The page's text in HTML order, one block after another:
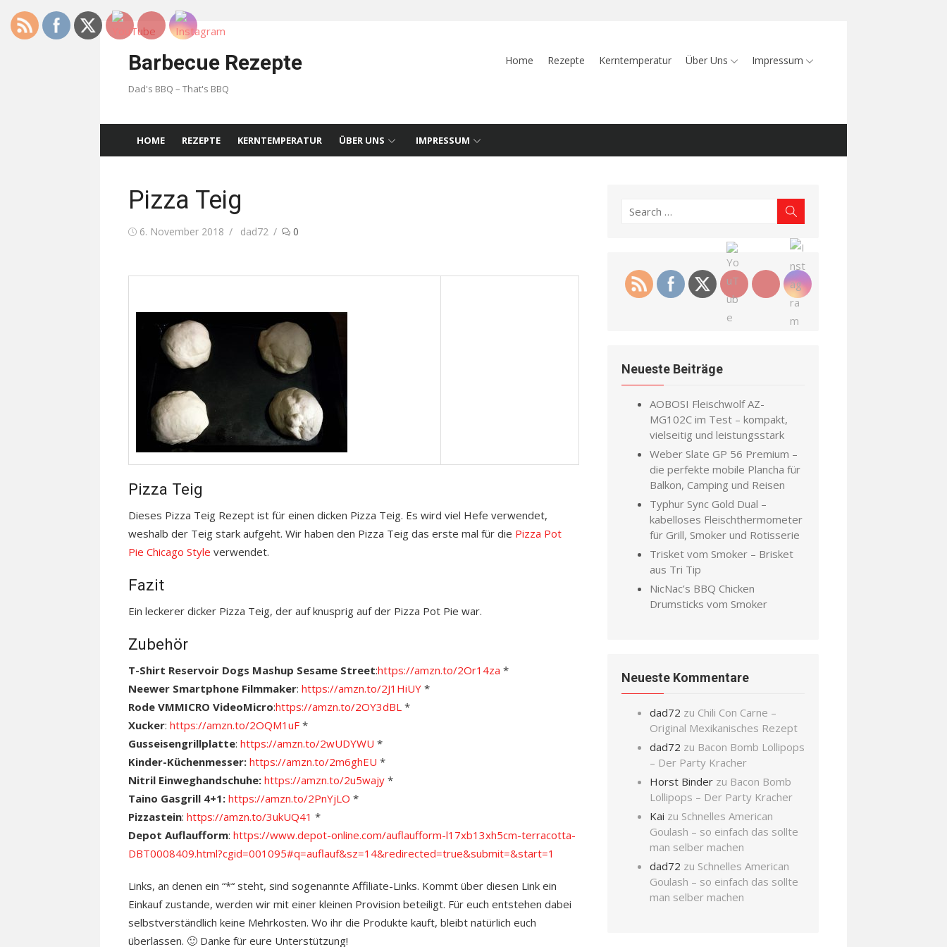
Skip
Barbecue Rezepte
Dad's BBQ – That's BBQ
Home Rezepte Kerntemperatur Über Uns Impressum
HOME REZEPTE KERNTEMPERATUR ÜBER UNS IMPRESSUM
Pizza Teig
Posted
6. November 2018 Author
dad72 0
Pizza Teig
Dieses Pizza Teig Rezept ist für einen dicken Pizza Teig. Es wird viel Hefe verwendet,
weshalb der Teig stark aufgeht. Wir haben den Pizza Teig das erste mal für die Pizza Pot
Pie Chicago Style verwendet.
Fazit
Ein leckerer dicker Pizza Teig, der auf knusprig auf der Pizza Pot Pie war.
Zubehör
T-Shirt Reservoir Dogs Mashup Sesame Street:https://amzn.to/2Or14za *
Neewer Smartphone Filmmaker: https://amzn.to/2J1HiUY *
Rode VMMICRO VideoMicro:https://amzn.to/2OY3dBL *
Xucker: https://amzn.to/2OQM1uF *
Gusseisengrillplatte: https://amzn.to/2wUDYWU *
Kinder-Küchenmesser: https://amzn.to/2m6ghEU *
Nitril Einweghandschuhe: https://amzn.to/2u5wajy *
Taino Gasgrill 4+1: https://amzn.to/2PnYjLO *
Pizzastein: https://amzn.to/3ukUQ41 *
Depot Auflaufform: https://www.depot-online.com/auflaufform-l17xb13xh5cm-terracotta-
DBT0008409.html?cgid=001095#q=auflauf&sz=14&redirected=true&submit=&start=1
Links, an denen ein “*“ steht, sind sogenannte Affiliate-Links. Kommt über diesen Link ein
Einkauf zustande, werden wir mit einer kleinen Provision beteiligt. Für euch entstehen dabei
selbstverständlich keine Mehrkosten. Wo ihr die Produkte kauft, bleibt natürlich euch
überlassen. 🙂 Danke für eure Unterstützung!
Search
Neueste Beiträge
AOBOSI Fleischwolf AZ-
MG102C im Test – kompakt,
vielseitig und leistungsstark
Weber Slate GP 56 Premium –
die perfekte mobile Plancha für
Balkon, Camping und Reisen
Typhur Sync Gold Dual –
kabelloses Fleischthermometer
für Grill, Smoker und Rotisserie
Trisket vom Smoker – Brisket
aus Tri Tip
NicNac’s BBQ Chicken
Drumsticks vom Smoker
Neueste Kommentare
dad72 zu Chili Con Carne –
Original Mexikanisches Rezept
dad72 zu Bacon Bomb Lollipops
– Der Party Kracher
Horst Binder zu Bacon Bomb
Lollipops – Der Party Kracher
Kai zu Schnelles American
Goulash – so einfach das sollte
man selber machen
dad72 zu Schnelles American
Goulash – so einfach das sollte
man selber machen